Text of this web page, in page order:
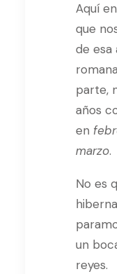
Aquí en
que
de esa
parte,
años
en
marzo.
No es
un
reyes.